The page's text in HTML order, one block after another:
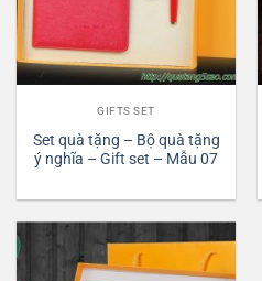
GIFTS SET
Set quà tặng – Bộ quà tặng
ý nghĩa – Gift set – Mẫu 07